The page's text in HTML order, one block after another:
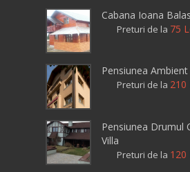
Cabana Ioana Balas
Preturi de la 75
Pensiunea Ambient
Preturi de la 210
Pensiunea Drumul
Villa
Preturi de la 120